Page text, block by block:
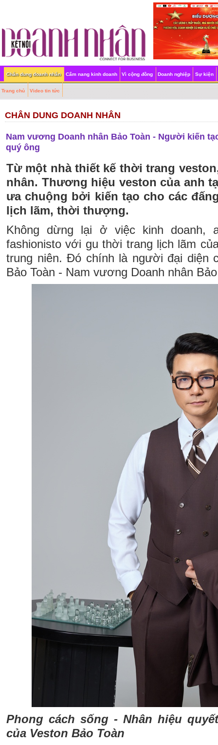
Chân dung doanh nhân Cẩm nang kinh doanh Vì cộng đồng Doanh nghiệp Sự kiện
Trang chủ Video tin tức
CHÂN DUNG DOANH NHÂN
Nam vương Doanh nhân Bảo Toàn - Người kiến
quý ông
Từ một nhà thiết kế thời trang
nhân. Thương hiệu veston của anh
ưa chuộng bởi kiến tạo cho các
lịch lãm, thời thượng.
Không dừng lại ở việc kinh doanh,
fashionisto với gu thời trang lịch lãm
trung niên. Đó chính là người đại diện
Bảo Toàn - Nam vương Doanh nhân
Phong cách sống - Nhân hiệu
của Veston Bảo Toàn